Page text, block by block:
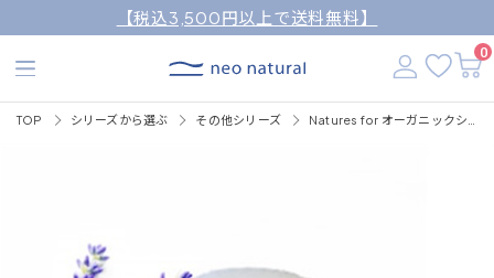
【税込3,500円以上で送料無料】
0
TOP シリーズから選ぶ その他シリーズ